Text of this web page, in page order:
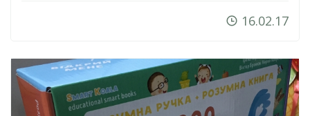
16.02.17